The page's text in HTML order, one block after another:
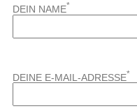
DEIN NAME*
DEINE E-MAIL-ADRESSE*